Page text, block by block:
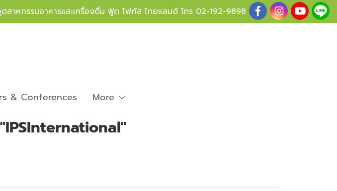
สาหกรรมอาหารและเครื่องดื่ม ฟู้ด โฟกัส ไทยแลนด์ โทร 02-192-9898
& Conferences More